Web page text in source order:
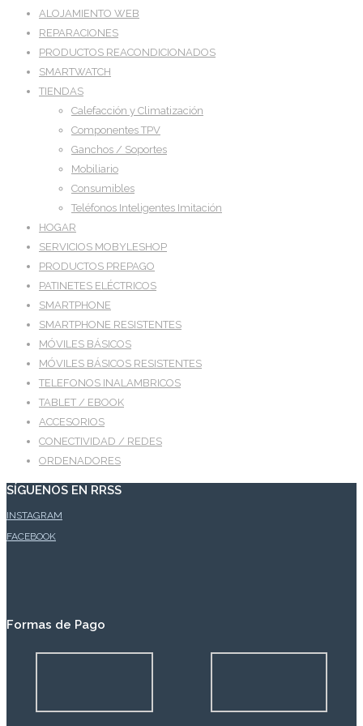
ALOJAMIENTO WEB
REPARACIONES
PRODUCTOS REACONDICIONADOS
SMARTWATCH
TIENDAS
Calefacción y Climatización
Componentes TPV
Ganchos / Soportes
Mobiliario
Consumibles
Teléfonos Inteligentes Imitación
HOGAR
SERVICIOS MOBYLESHOP
PRODUCTOS PREPAGO
PATINETES ELÉCTRICOS
SMARTPHONE
SMARTPHONE RESISTENTES
MÓVILES BÁSICOS
MÓVILES BÁSICOS RESISTENTES
TELEFONOS INALAMBRICOS
TABLET / EBOOK
ACCESORIOS
CONECTIVIDAD / REDES
ORDENADORES
SÍGUENOS EN RRSS
INSTAGRAM
FACEBOOK
Formas de Pago